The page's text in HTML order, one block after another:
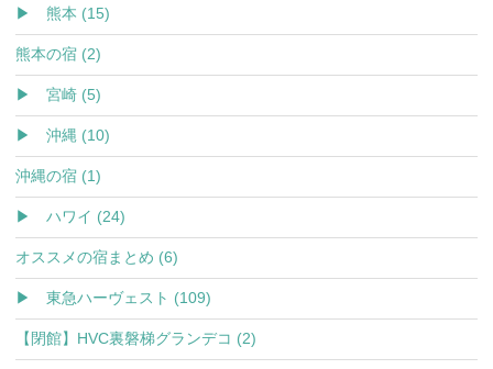
▶ 熊本 (15)
熊本の宿 (2)
▶ 宮崎 (5)
▶ 沖縄 (10)
沖縄の宿 (1)
▶ ハワイ (24)
オススメの宿まとめ (6)
▶ 東急ハーヴェスト (109)
【閉館】HVC裏磐梯グランデコ (2)